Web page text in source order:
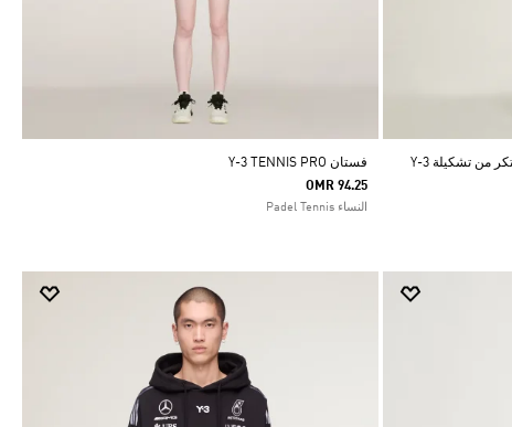
بنطال رياضي بشعار الخطوط الثلاثة المبتكر من تشكيلة Y-3
فستان Y-3 TENNIS PRO
OMR 94.25
النساء Padel Tennis